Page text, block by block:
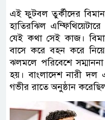
এই ফুটবল তুর্কীদের
হাতিরঝিল
যেই কথা সেই কাজ।
বাসে করে বহন করে
ঝলমলে পরিবেশে
হয়। বাংলাদেশ নারী
গভীর রাতে অনুষ্ঠান